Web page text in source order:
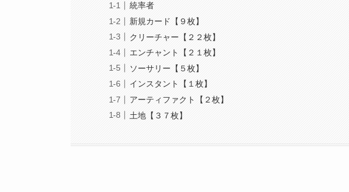
統率者
新規カード【９枚】
クリーチャー【２２枚】
エンチャント【２１枚】
ソーサリー【５枚】
インスタント【１枚】
アーティファクト【２枚】
土地【３７枚】